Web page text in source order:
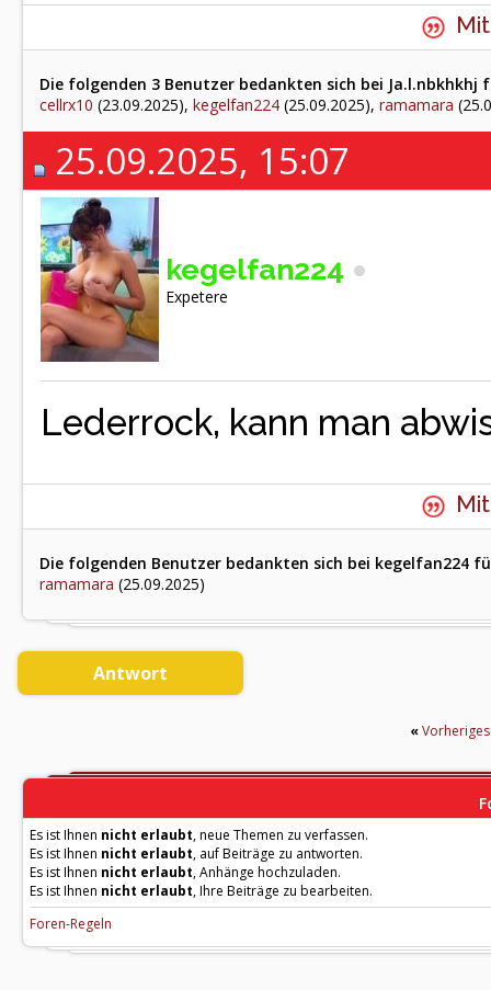
Die folgenden 3 Benutzer bedankten sich bei Ja.l.nbkhkhj
cellrx10 (23.09.2025), kegelfan224 (25.09.2025), ramamara
25.09.2025, 15:07
kegelfan224
Expetere
Lederrock, kann man
Die folgenden Benutzer bedankten sich bei kegelfan224
ramamara (25.09.2025)
Antwort
«
Es ist Ihnen nicht erlaubt, neue Themen zu verfassen.
Es ist Ihnen nicht erlaubt, auf Beiträge zu antworten.
Es ist Ihnen nicht erlaubt, Anhänge hochzuladen.
Es ist Ihnen nicht erlaubt, Ihre Beiträge zu bearbeiten.
Foren-Regeln